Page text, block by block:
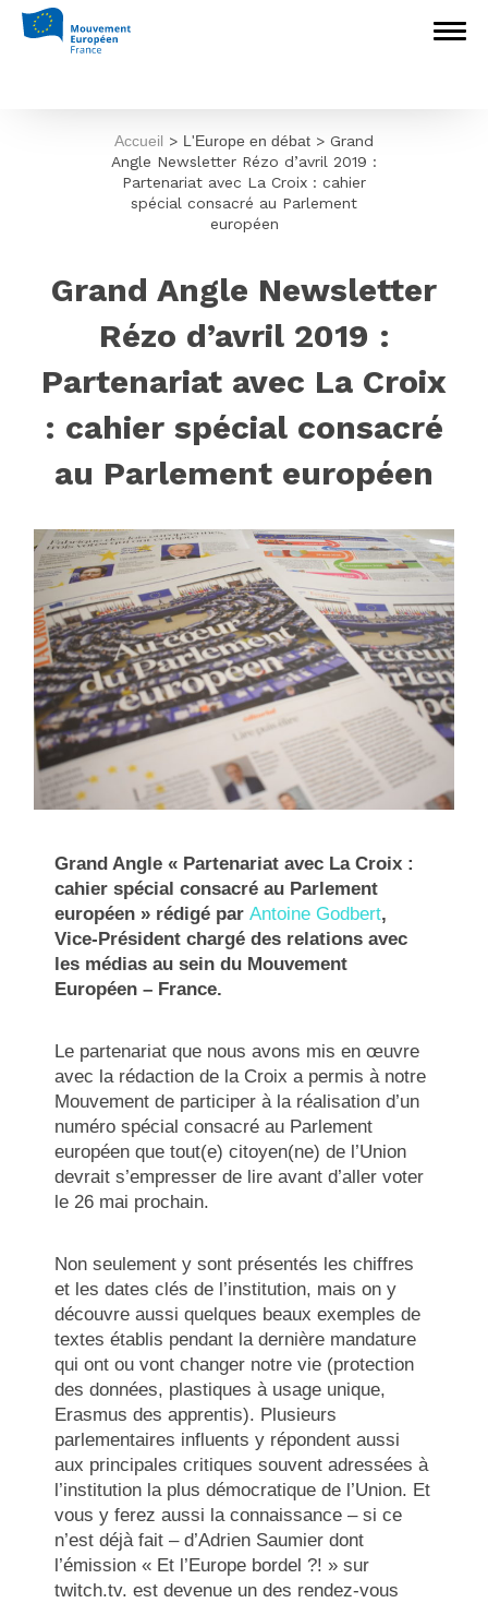
Accueil > L'Europe en débat > Grand
Angle Newsletter Rézo d’avril 2019 :
Partenariat avec La Croix : cahier
spécial consacré au Parlement
européen
Grand Angle Newsletter
Rézo d’avril 2019 :
Partenariat avec La Croix
: cahier spécial consacré
au Parlement européen
Grand Angle « Partenariat avec La Croix :
cahier spécial consacré au Parlement
européen » rédigé parAntoine Godbert,
Vice-Président chargé des relations avec
les médias au sein du Mouvement
Européen – France.
Le partenariat que nous avons mis en œuvre
avec la rédaction de la Croix a permis à notre
Mouvement de participer à la réalisation d’un
numéro spécial consacré au Parlement
européen que tout(e) citoyen(ne) de l’Union
devrait s’empresser de lire avant d’aller voter
le 26 mai prochain.
Non seulement y sont présentés les chiffres
et les dates clés de l’institution, mais on y
découvre aussi quelques beaux exemples de
textes établis pendant la dernière mandature
qui ont ou vont changer notre vie (protection
des données, plastiques à usage unique,
Erasmus des apprentis). Plusieurs
parlementaires influents y répondent aussi
aux principales critiques souvent adressées à
l’institution la plus démocratique de l’Union. Et
vous y ferez aussi la connaissance – si ce
n’est déjà fait – d’Adrien Saumier dont
l’émission « Et l’Europe bordel ?! » sur
twitch.tv. est devenue un des rendez-vous